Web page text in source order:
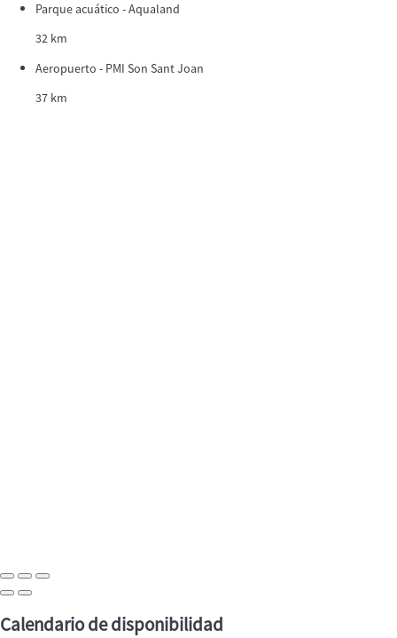
Parque acuático - Aqualand
32 km
Aeropuerto - PMI Son Sant Joan
37 km
Calendario de disponibilidad